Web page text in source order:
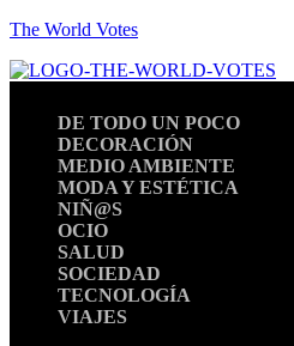
The World Votes
DE TODO UN POCO
DECORACIÓN
MEDIO AMBIENTE
MODA Y ESTÉTICA
NIÑ@S
OCIO
SALUD
SOCIEDAD
TECNOLOGÍA
VIAJES